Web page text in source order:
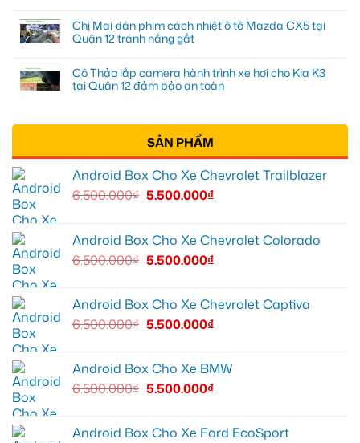
Chị Mai dán phim cách nhiệt ô tô Mazda CX5 tại
Quận 12 tránh nắng gắt
Cô Thảo lắp camera hành trình xe hơi cho Kia K3
tại Quận 12 đảm bảo an toàn
SẢN PHẨM
Android Box Cho Xe Chevrolet Trailblazer
6.500.000₫ 5.500.000₫
Android Box Cho Xe Chevrolet Colorado
6.500.000₫ 5.500.000₫
Android Box Cho Xe Chevrolet Captiva
6.500.000₫ 5.500.000₫
Android Box Cho Xe BMW
6.500.000₫ 5.500.000₫
Android Box Cho Xe Ford EcoSport